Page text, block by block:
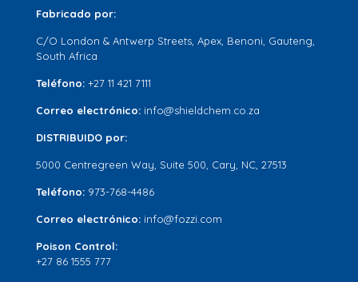
Fabricado por:
C/O London & Antwerp Streets, Apex, Benoni, Gauteng,
South Africa
Teléfono: +27 11 421 7111
Correo electrónico: info@shieldchem.co.za
DISTRIBUIDO por:
5000 Centregreen Way, Suite 500, Cary, NC, 27513
Teléfono: 973-768-4486
Correo electrónico: info@fozzi.com
Poison Control:
+27 86 1555 777